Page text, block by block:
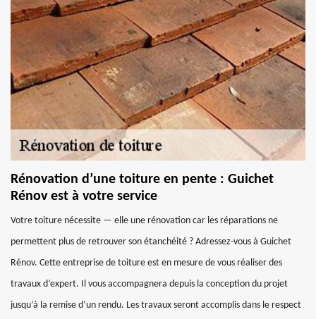
Rénovation d’une toiture en pente : Guichet
Rénov est à votre service
Votre toiture nécessite — elle une rénovation car les réparations ne
permettent plus de retrouver son étanchéité ? Adressez-vous à Guichet
Rénov. Cette entreprise de toiture est en mesure de vous réaliser des
travaux d’expert. Il vous accompagnera depuis la conception du projet
jusqu’à la remise d’un rendu. Les travaux seront accomplis dans le respect